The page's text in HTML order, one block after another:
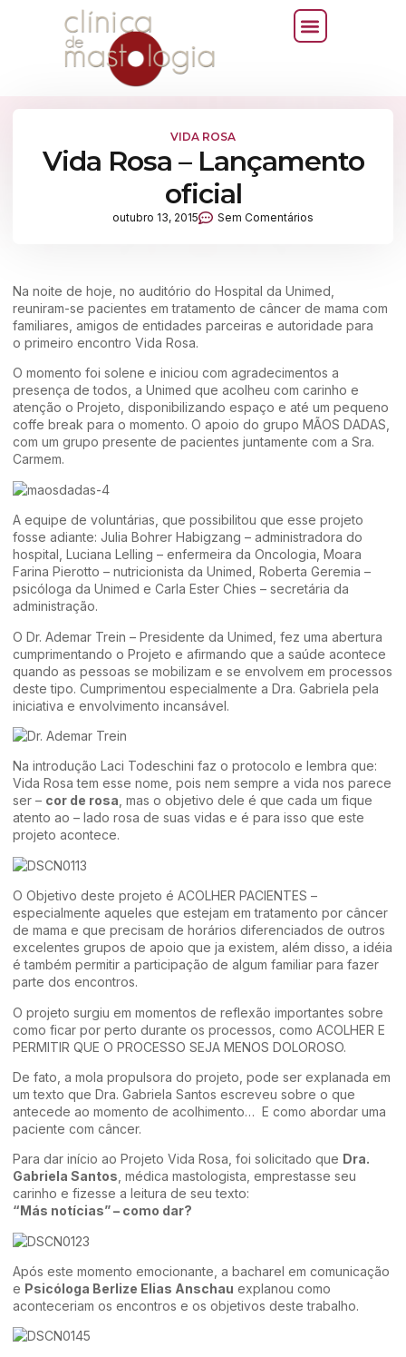
VIDA ROSA
Vida Rosa – Lançamento
oficial
outubro 13, 2015 Sem Comentários
Na noite de hoje, no auditório do Hospital da Unimed,
reuniram-se pacientes em tratamento de câncer de mama com
familiares, amigos de entidades parceiras e autoridade para
o primeiro encontro Vida Rosa.
O momento foi solene e iniciou com agradecimentos a
presença de todos, a Unimed que acolheu com carinho e
atenção o Projeto, disponibilizando espaço e até um pequeno
coffe break para o momento. O apoio do grupo MÃOS DADAS,
com um grupo presente de pacientes juntamente com a Sra.
Carmem.
A equipe de voluntárias, que possibilitou que esse projeto
fosse adiante: Julia Bohrer Habigzang – administradora do
hospital, Luciana Lelling – enfermeira da Oncologia, Moara
Farina Pierotto – nutricionista da Unimed, Roberta Geremia –
psicóloga da Unimed e Carla Ester Chies – secretária da
administração.
O Dr. Ademar Trein – Presidente da Unimed, fez uma abertura
cumprimentando o Projeto e afirmando que a saúde acontece
quando as pessoas se mobilizam e se envolvem em processos
deste tipo. Cumprimentou especialmente a Dra. Gabriela pela
iniciativa e envolvimento incansável.
Na introdução Laci Todeschini faz o protocolo e lembra que:
Vida Rosa tem esse nome, pois nem sempre a vida nos parece
ser – cor de rosa , mas o objetivo dele é que cada um fique
atento ao – lado rosa de suas vidas e é para isso que este
projeto acontece.
O Objetivo deste projeto é ACOLHER PACIENTES –
especialmente aqueles que estejam em tratamento por câncer
de mama e que precisam de horários diferenciados de outros
excelentes grupos de apoio que ja existem, além disso, a idéia
é também permitir a participação de algum familiar para fazer
parte dos encontros.
O projeto surgiu em momentos de reflexão importantes sobre
como ficar por perto durante os processos, como ACOLHER E
PERMITIR QUE O PROCESSO SEJA MENOS DOLOROSO.
De fato, a mola propulsora do projeto, pode ser explanada em
um texto que Dra. Gabriela Santos escreveu sobre o que
antecede ao momento de acolhimento… E como abordar uma
paciente com câncer.
Para dar início ao Projeto Vida Rosa, foi solicitado que Dra.
Gabriela Santos , médica mastologista, emprestasse seu
carinho e fizesse a leitura de seu texto:
“Más notícias” – como dar?
Após este momento emocionante, a bacharel em comunicação
e Psicóloga Berlize Elias Anschau explanou como
aconteceriam os encontros e os objetivos deste trabalho.